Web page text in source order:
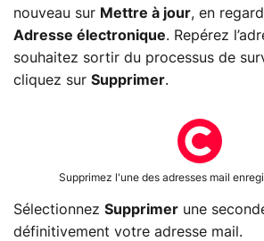
nouveau sur Mettre à jour, en
Adresse électronique. Repérez
souhaitez sortir du processus de
cliquez sur Supprimer.
Supprimez l'une des adresses mail
Sélectionnez Supprimer une
définitivement votre adresse mail.